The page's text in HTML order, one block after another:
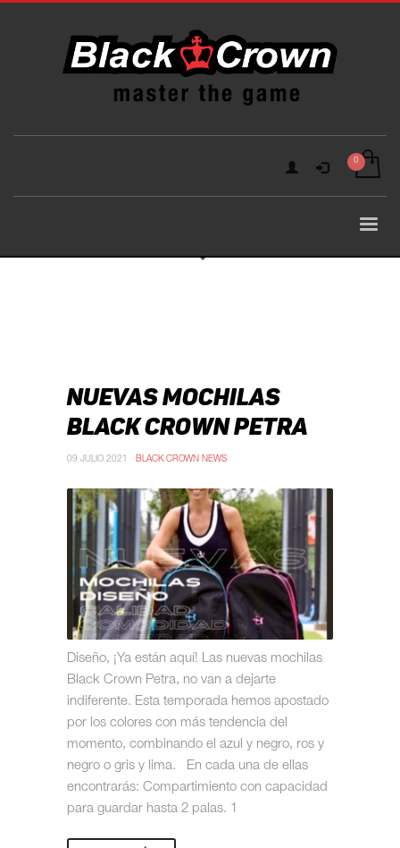
NUEVAS MOCHILAS
BLACK CROWN PETRA
09 JULIO 2021 BLACK CROWN NEWS
Diseño, ¡Ya están aquí! Las nuevas mochilas
Black Crown Petra, no van a dejarte
indiferente. Esta temporada hemos apostado
por los colores con más tendencia del
momento, combinando el azul y negro, ros y
negro o gris y lima. En cada una de ellas
encontrarás: Compartimiento con capacidad
para guardar hasta 2 palas. 1